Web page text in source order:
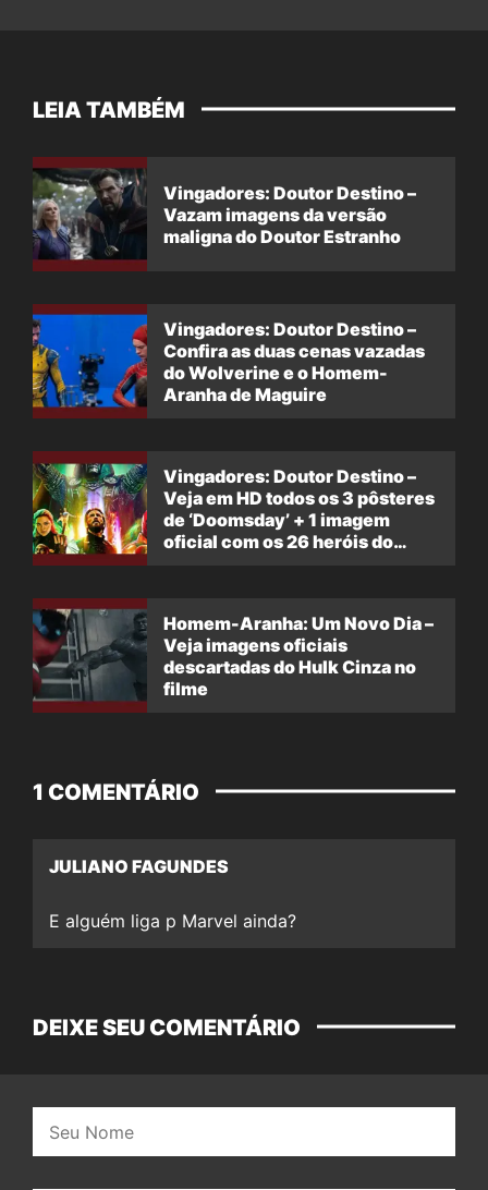
LEIA TAMBÉM
Vingadores: Doutor Destino –
Vazam imagens da versão
maligna do Doutor Estranho
Vingadores: Doutor Destino –
Confira as duas cenas vazadas
do Wolverine e o Homem-
Aranha de Maguire
Vingadores: Doutor Destino –
Veja em HD todos os 3 pôsteres
de ‘Doomsday’ + 1 imagem
oficial com os 26 heróis do
Homem-Aranha: Um Novo Dia –
Veja imagens oficiais
descartadas do Hulk Cinza no
filme
1 COMENTÁRIO
JULIANO FAGUNDES
E alguém liga p Marvel ainda?
DEIXE SEU COMENTÁRIO